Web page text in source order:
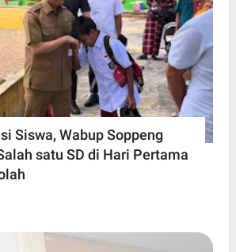
Siswa, Wabup Soppeng
satu SD di Hari Pertama